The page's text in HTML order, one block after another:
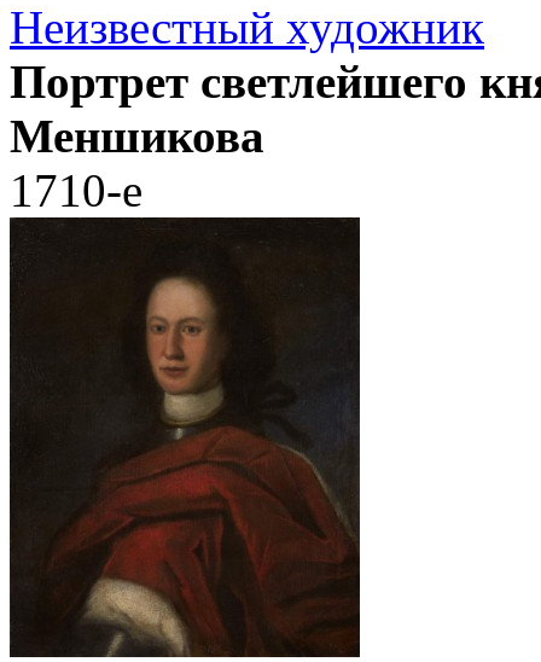
Неизвестный художник
Портрет светлейшего
Меншикова
1710-е